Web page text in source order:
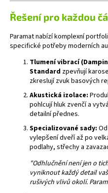
Řešení pro každou
Paramat nabízí komplexní
specifické potřeby moderních
Tlumení vibrací
Standard zpevňují
zkreslují zvuk basových
Akustická izolace:
pohlcují hluk zvenčí a
detailní přednes.
Specializované sady: Od
vylepšení dveří až po
podlahy, střechy a
"Odhlučnění není jen o
vyniknout každý detail
rušivých vlivů okolí.
u
č
j
e
MACROM
T1003DAB